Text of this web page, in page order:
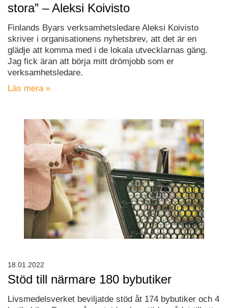
stora” – Aleksi Koivisto
Finlands Byars verksamhetsledare Aleksi Koivisto
skriver i organisationens nyhetsbrev, att det är en
glädje att komma med i de lokala utvecklarnas gäng.
Jag fick äran att börja mitt drömjobb som er
verksamhetsledare.
Läs mera »
Stöd till närmare 180 bybutiker
Livsmedelsverket beviljatde stöd åt 174 bybutiker och 4
18.01.2022